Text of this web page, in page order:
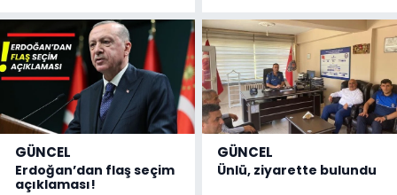
GÜNCEL
Erdoğan’dan flaş seçim
açıklaması!
GÜNCEL
Ünlü, ziyarette bulundu